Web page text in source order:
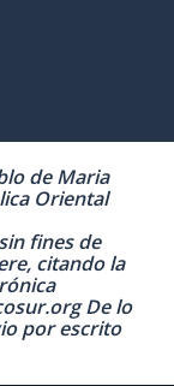
de Maria
Oriental
fines de
citando la
De lo
por escrito